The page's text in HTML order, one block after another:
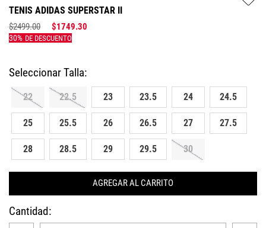
TENIS ADIDAS SUPERSTAR II
$2499.00 $1749.30
22 22.5 23 23.5 24 24.5
25 25.5 26 26.5 27 27.5
28 28.5 29 29.5 30
AGREGAR AL CARRITO
Cantidad
NEW BALANCE SAMBA
SPEEDCAT SPEZIAL